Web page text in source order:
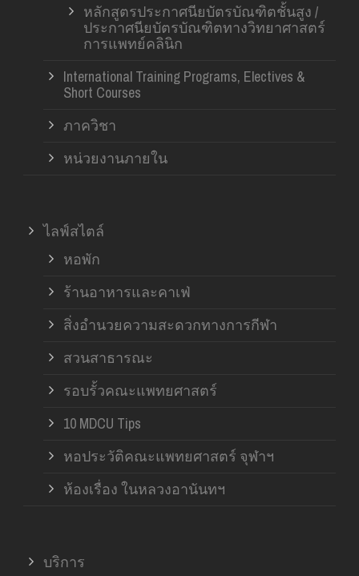
หลักสูตรประกาศนียบัตรบัณฑิตชั้นสูง /
ประกาศนียบัตรบัณฑิตทางวิทยาศาสตร์
การแพทย์คลินิก
International Training Programs, Electives &
Short Courses
ภาควิชา
หน่วยงานภายใน
ไลฟ์สไตล์
หอพัก
ร้านอาหารและคาเฟ่
สิ่งอำนวยความสะดวกทางการกีฬา
สวนสาธารณะ
รอบรั้วคณะแพทยศาสตร์
10 MDCU Tips
หอประวัติคณะแพทยศาสตร์ จุฬาฯ
ห้องเรื่อง ในหลวงอานันทฯ
บริการ